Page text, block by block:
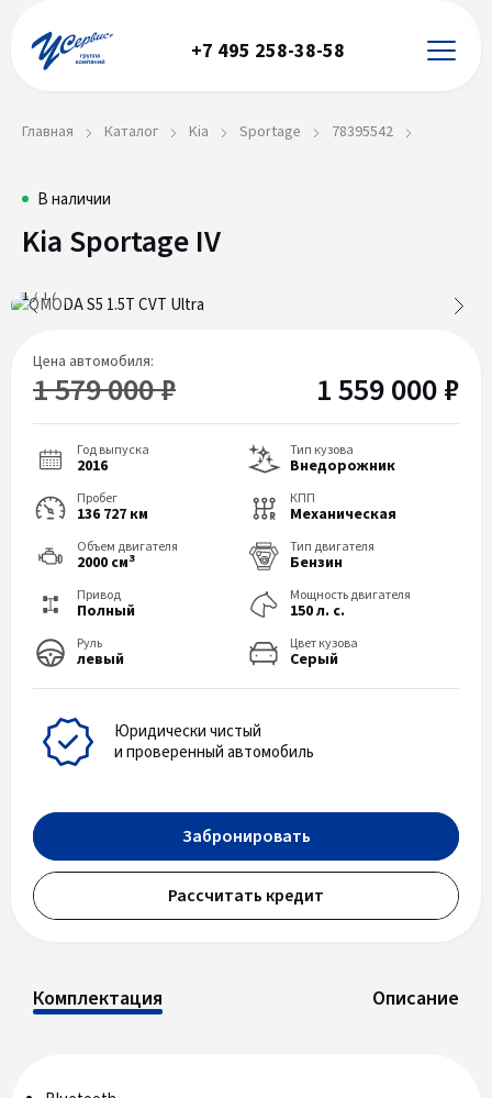
+7 495 258-38-58
Главная Каталог Kia Sportage 78395542
Kia
Sportage
IV
78395542
В наличии
Kia Sportage IV
1/17
Цена автомобиля:
1 579 000 ₽ 1 559 000 ₽
Год выпуска
2016
Тип кузова
Внедорожник
Пробег
136 727 км
КПП
Механическая
Объем двигателя
2000 см3
Тип двигателя
Бензин
Привод
Полный
Мощность двигателя
150 л. с.
Руль
левый
Цвет кузова
Серый
Юридически чистый
и проверенный автомобиль
Забронировать
Рассчитать кредит
Комплектация Описание